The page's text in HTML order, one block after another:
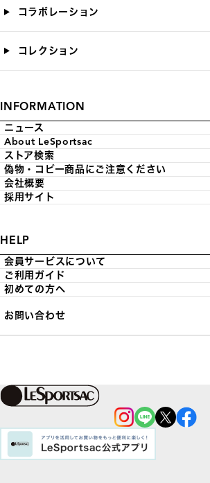
コラボレーション
コレクション
INFORMATION
ニュース
About LeSportsac
ストア検索
偽物・コピー商品にご注意ください
会社概要
採用サイト
HELP
会員サービスについて
ご利用ガイド
初めての方へ
お問い合わせ